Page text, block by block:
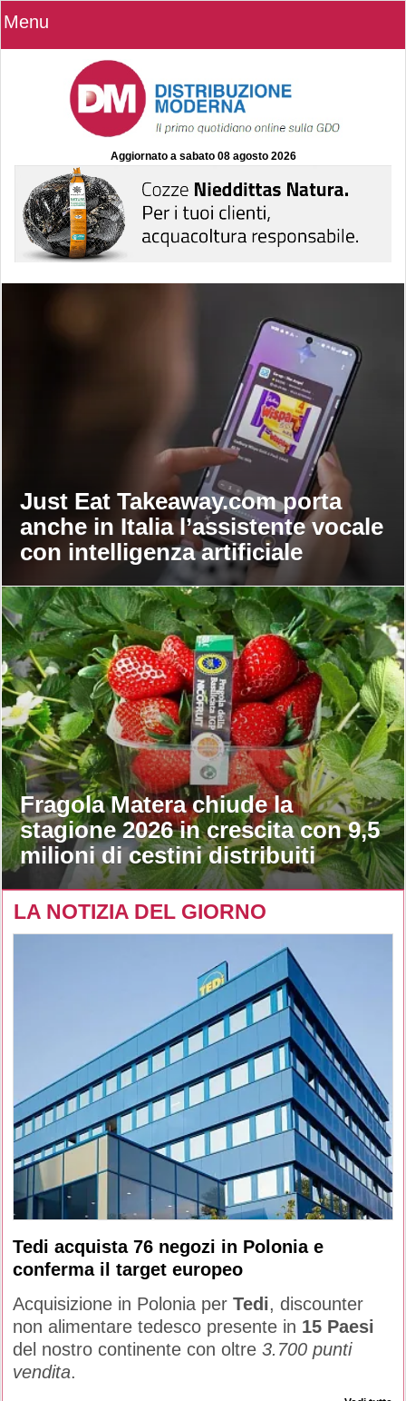
Menu
Aggiornato a sabato 08 agosto 2026
Just Eat Takeaway.com porta
anche in Italia l’assistente vocale
con intelligenza artificiale
Fragola Matera chiude la
stagione 2026 in crescita con 9,5
milioni di cestini distribuiti
LA NOTIZIA DEL GIORNO
Tedi acquista 76 negozi in Polonia e
conferma il target europeo
Acquisizione in Polonia per Tedi, discounter
non alimentare tedesco presente in 15 Paesi
del nostro continente con oltre 3.700 punti
vendita.